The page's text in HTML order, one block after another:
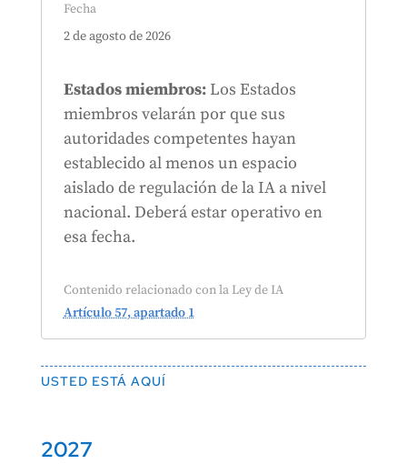
Fecha
2 de agosto de 2026
Estados miembros:Los Estados
miembros velarán por que sus
autoridades competentes hayan
establecido al menos un espacio
aislado de regulación de la IA a nivel
nacional. Deberá estar operativo en
esa fecha.
Contenido relacionado con la Ley de IA
Artículo 57, apartado 1
USTED ESTÁ AQUÍ
2027